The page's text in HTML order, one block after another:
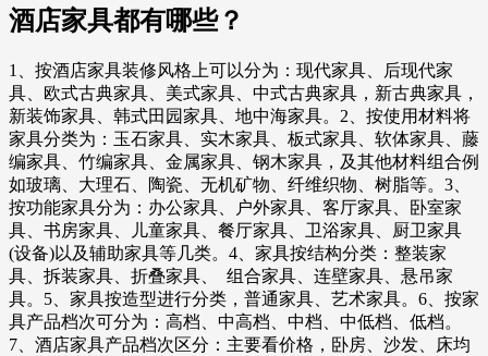
酒店家具都有哪些？
1、按酒店家具装修风格上可以分为：现代家具、后现代家
具、欧式古典家具、美式家具、中式古典家具，新古典家具，
新装饰家具、韩式田园家具、地中海家具。2、按使用材料将
家具分类为：玉石家具、实木家具、板式家具、软体家具、藤
编家具、竹编家具、金属家具、钢木家具，及其他材料组合例
如玻璃、大理石、陶瓷、无机矿物、纤维织物、树脂等。3、
按功能家具分为：办公家具、户外家具、客厅家具、卧室家
具、书房家具、儿童家具、餐厅家具、卫浴家具、厨卫家具
(设备)以及辅助家具等几类。4、家具按结构分类：整装家
具、拆装家具、折叠家具、 组合家具、连壁家具、悬吊家
具。5、家具按造型进行分类，普通家具、艺术家具。6、按家
具产品档次可分为：高档、中高档、中档、中低档、低档。
7、酒店家具产品档次区分：主要看价格，卧房、沙发、床均